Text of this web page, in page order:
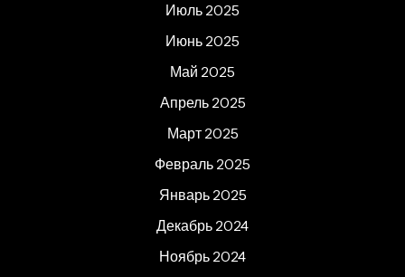
Июль 2025
Июнь 2025
Май 2025
Апрель 2025
Март 2025
Февраль 2025
Январь 2025
Декабрь 2024
Ноябрь 2024